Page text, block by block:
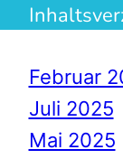
Februar
Juli 2025
Mai 2025